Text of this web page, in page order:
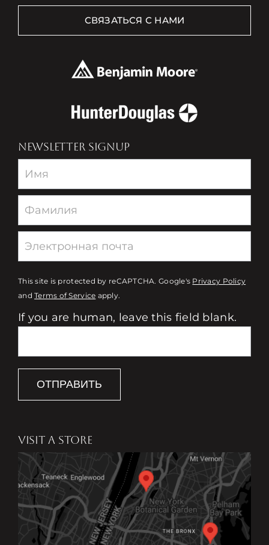
СВЯЗАТЬСЯ С НАМИ
NEWSLETTER SIGNUP
Newsletter
This site is protected by reCAPTCHA. Google's Privacy Policy
andTerms of Service apply.
If you are human, leave this field blank.
ОТПРАВИТЬ
VISIT A STORE